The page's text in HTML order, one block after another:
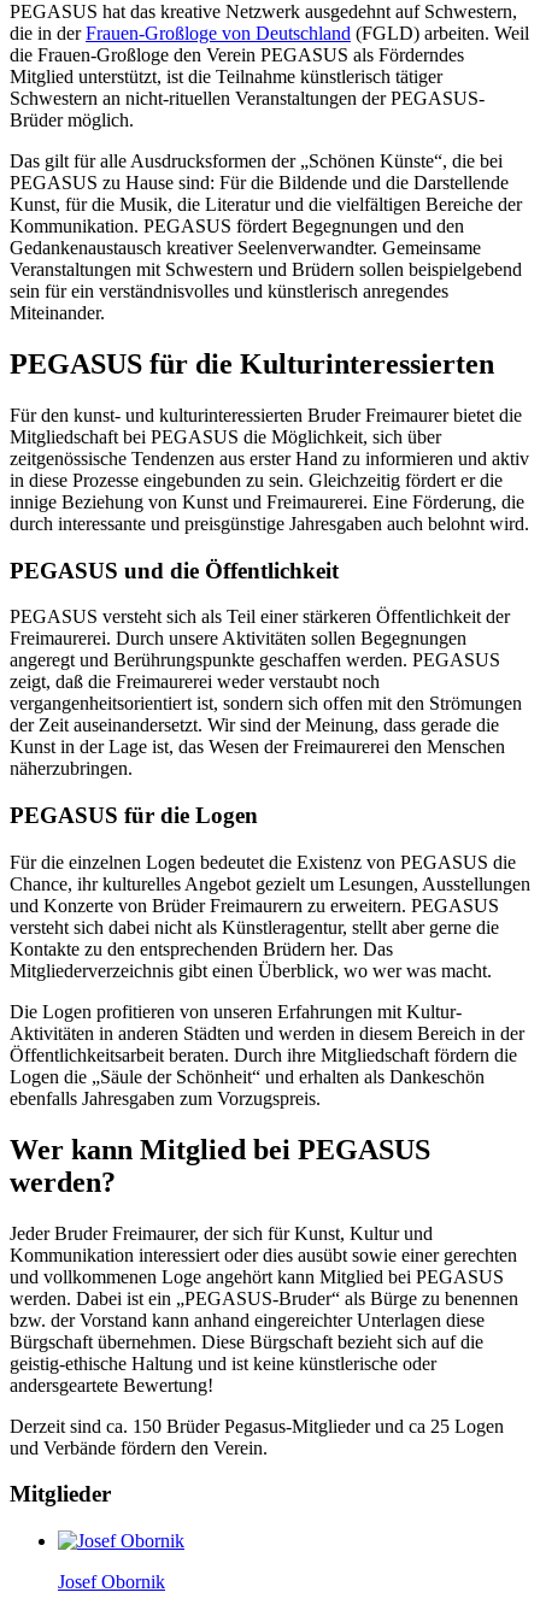
PEGASUS hat das kreative Netzwerk ausgedehnt auf Schwestern,
die in derFrauen-Großloge von Deutschland (FGLD) arbeiten. Weil
die Frauen-Großloge den Verein PEGASUS als Förderndes
Mitglied unterstützt, ist die Teilnahme künstlerisch tätiger
Schwestern an nicht-rituellen Veranstaltungen der PEGASUS-
Brüder möglich.
Das gilt für alle Ausdrucksformen der „Schönen Künste“, die bei
PEGASUS zu Hause sind: Für die Bildende und die Darstellende
Kunst, für die Musik, die Literatur und die vielfältigen Bereiche der
Kommunikation. PEGASUS fördert Begegnungen und den
Gedankenaustausch kreativer Seelenverwandter. Gemeinsame
Veranstaltungen mit Schwestern und Brüdern sollen beispielgebend
sein für ein verständnisvolles und künstlerisch anregendes
Miteinander.
PEGASUS für die Kulturinteressierten
Für den kunst- und kulturinteressierten Bruder Freimaurer bietet die
Mitgliedschaft bei PEGASUS die Möglichkeit, sich über
zeitgenössische Tendenzen aus erster Hand zu informieren und aktiv
in diese Prozesse eingebunden zu sein. Gleichzeitig fördert er die
innige Beziehung von Kunst und Freimaurerei. Eine Förderung, die
durch interessante und preisgünstige Jahresgaben auch belohnt wird.
PEGASUS und die Öffentlichkeit
PEGASUS versteht sich als Teil einer stärkeren Öffentlichkeit der
Freimaurerei. Durch unsere Aktivitäten sollen Begegnungen
angeregt und Berührungspunkte geschaffen werden. PEGASUS
zeigt, daß die Freimaurerei weder verstaubt noch
vergangenheitsorientiert ist, sondern sich offen mit den Strömungen
der Zeit auseinandersetzt. Wir sind der Meinung, dass gerade die
Kunst in der Lage ist, das Wesen der Freimaurerei den Menschen
näherzubringen.
PEGASUS für die Logen
Für die einzelnen Logen bedeutet die Existenz von PEGASUS die
Chance, ihr kulturelles Angebot gezielt um Lesungen, Ausstellungen
und Konzerte von Brüder Freimaurern zu erweitern. PEGASUS
versteht sich dabei nicht als Künstleragentur, stellt aber gerne die
Kontakte zu den entsprechenden Brüdern her. Das
Mitgliederverzeichnis gibt einen Überblick, wo wer was macht.
Die Logen profitieren von unseren Erfahrungen mit Kultur-
Aktivitäten in anderen Städten und werden in diesem Bereich in der
Öffentlichkeitsarbeit beraten. Durch ihre Mitgliedschaft fördern die
Logen die „Säule der Schönheit“ und erhalten als Dankeschön
ebenfalls Jahresgaben zum Vorzugspreis.
Wer kann Mitglied bei PEGASUS
werden?
Jeder Bruder Freimaurer, der sich für Kunst, Kultur und
Kommunikation interessiert oder dies ausübt sowie einer gerechten
und vollkommenen Loge angehört kann Mitglied bei PEGASUS
werden. Dabei ist ein „PEGASUS-Bruder“ als Bürge zu benennen
bzw. der Vorstand kann anhand eingereichter Unterlagen diese
Bürgschaft übernehmen. Diese Bürgschaft bezieht sich auf die
geistig-ethische Haltung und ist keine künstlerische oder
andersgeartete Bewertung!
Derzeit sind ca. 150 Brüder Pegasus-Mitglieder und ca 25 Logen
und Verbände fördern den Verein.
Mitglieder
Josef Obornik